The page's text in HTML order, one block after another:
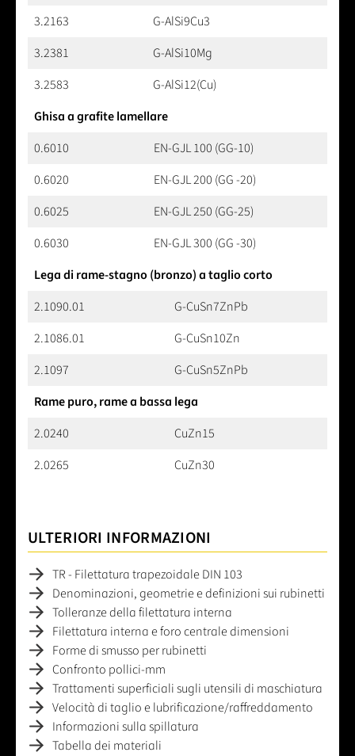
3.2163
G-AlSi9Cu3
3.2381
G-AlSi10Mg
3.2583
G-AlSi12(Cu)
Ghisa a grafite lamellare
0.6010
EN-GJL 100 (GG-10)
0.6020
EN-GJL 200 (GG -20)
0.6025
EN-GJL 250 (GG-25)
0.6030
EN-GJL 300 (GG -30)
Lega di rame-stagno (bronzo) a taglio corto
2.1090.01
G-CuSn7ZnPb
2.1086.01
G-CuSn10Zn
2.1097
G-CuSn5ZnPb
Rame puro, rame a bassa lega
2.0240
CuZn15
2.0265
CuZn30
ULTERIORI INFORMAZIONI
TR - Filettatura trapezoidale DIN 103
Denominazioni, geometrie e definizioni sui rubinetti
Tolleranze della filettatura interna
Filettatura interna e foro centrale dimensioni
Forme di smusso per rubinetti
Confronto pollici-mm
Trattamenti superficiali sugli utensili di maschiatura
Velocità di taglio e lubrificazione/raffreddamento
Informazioni sulla spillatura
Tabella dei materiali